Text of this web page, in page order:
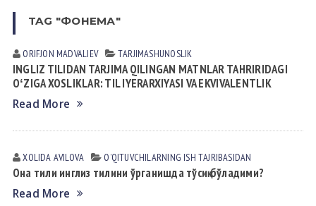
TAG "ФОНЕМА"
ORIFJON MADVALIEV TАRJIMАSHUNOSLIK
INGLIZ TILIDAN TARJIMA QILINGAN MATNLAR TAHRIRIDAGI
OʻZIGA XOSLIKLAR: TIL IYERARXIYASI VA EKVIVALENTLIK
Read More
XOLIDA АVILOVА OʼQITUVCHILАRNING ISH TАJRIBАSIDАN
Она тили инглиз тилини ўрганишда тўсиқ бўладими?
Read More